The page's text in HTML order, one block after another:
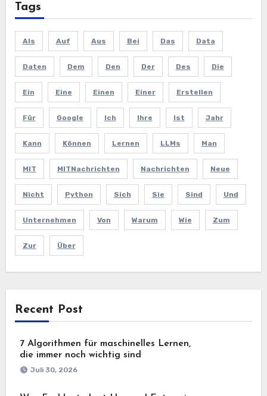
Tags
Als Auf Aus Bei Das Data
Daten Dem Den Der Des Die
Ein Eine Einen Einer Erstellen
Für Google Ich Ihre Ist Jahr
Kann Können Lernen LLMs Man
MIT MITNachrichten Nachrichten Neue
Nicht Python Sich Sie Sind Und
Unternehmen Von Warum Wie Zum
Zur Über
Recent Post
7 Algorithmen für maschinelles Lernen,
die immer noch wichtig sind
Juli 30, 2026